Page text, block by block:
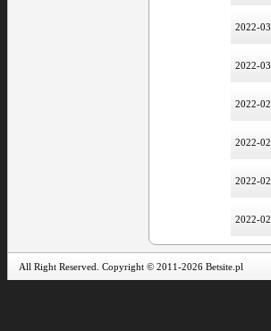
2022-
2022-
2022-
2022-
2022-
2022-
All Right Reserved. Copyright © 2011-2026 Betsite.pl